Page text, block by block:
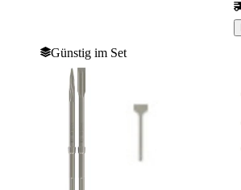
Günstig im Set